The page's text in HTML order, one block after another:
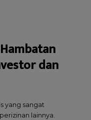
dan
yang sangat
lainnya.